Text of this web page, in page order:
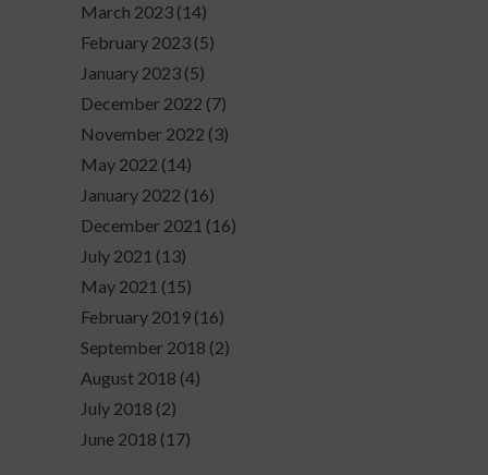
March 2023 (14)
February 2023 (5)
January 2023 (5)
December 2022 (7)
November 2022 (3)
May 2022 (14)
January 2022 (16)
December 2021 (16)
July 2021 (13)
May 2021 (15)
February 2019 (16)
September 2018 (2)
August 2018 (4)
July 2018 (2)
June 2018 (17)